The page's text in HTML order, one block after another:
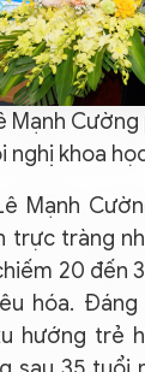
Mạnh
nghị khoa
Mạnh
trực tràng
20 đến
hóa. Đáng
hướng trẻ